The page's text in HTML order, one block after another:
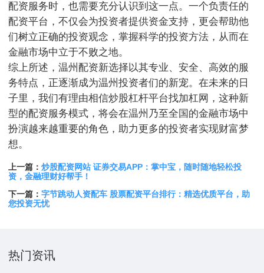
配资服务时，也需要充分认识到这一点。一个负责任的
配资平台，不仅会为投资者提供资金支持，更会帮助他
们树立正确的投资观念，掌握科学的投资方法，从而在
金融市场中立于不败之地。
综上所述，温州配资新选择以其专业、安全、高效的服
务特点，正逐渐成为温州投资者们的新宠。在未来的日
子里，我们有理由相信炒股杠杆平台找加杠网，这种新
型的配资服务模式，将会在温州乃至全国的金融市场中
扮演越来越重要的角色，助力更多的投资者实现财富梦
想。
上一篇： 炒股配资网站 证券交易APP：掌中宝，随时随地轻松投
资，金融理财好帮手！
下一篇： 字节跳动人资配车 股票配资平台排行：精选优质平台，助
您投资无忧
热门资讯